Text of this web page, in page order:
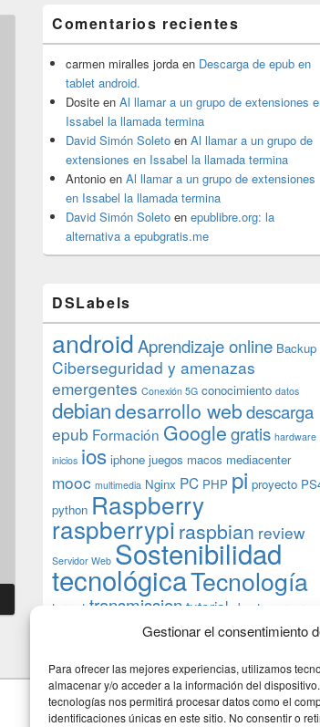
Gestionar el consentimiento
Para ofrecer las mejores experiencias, utilizamos
almacenar y/o acceder a la información del
tecnologías nos permitirá procesar datos como el
identificaciones únicas en este sitio. No consentir o
Comentarios recientes
carmen miralles jorda en Descarga de epub en
tablet android.
Dosite en Al llamar a un grupo de extensiones
Issabel la llamada termina
David Simón Soleto en Al llamar a un grupo de
extensiones en Issabel la llamada termina
Antonio en Al llamar a un grupo de extensiones
en Issabel la llamada termina
David Simón Soleto en epublibre.org: la
alternativa a epubgratis.me
DSLabels
androidAprendizaje online Backup
Ciberseguridad y amenazas
emergentes Conexión 5G conocimiento datos
debiandesarrollo webdescarga
epub Formación Googlegratis hardware
inicios ios iphone juegos macos mediacenter
mooc multimedia Nginx PC PHP pi proyecto
python Raspberry
raspberrypi raspbian review
Servidor Web Sostenibilidad
tecnológicaTecnología
torrent transmission tutorial ubuntu server
Windowswordpressxbmc